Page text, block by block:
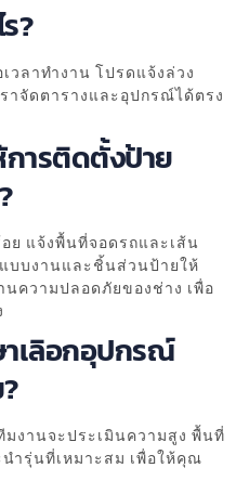
?
วลาทำงาน โปรดแจ้งล่วง
าจัดตารางและอุปกรณ์ได้ตรง
การติดตั้งป้าย
ย แจ้งพื้นที่จอดรถและเส้น
บบงานและชิ้นส่วนป้ายให้
ความปลอดภัยของช่าง เพื่อ
เลิอกอุปกรณ์
งานจะประเมินความสูง พื้นที่
รุ่นที่เหมาะสม เพื่อให้คุณ